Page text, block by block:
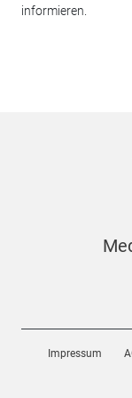
informieren.
Impressum